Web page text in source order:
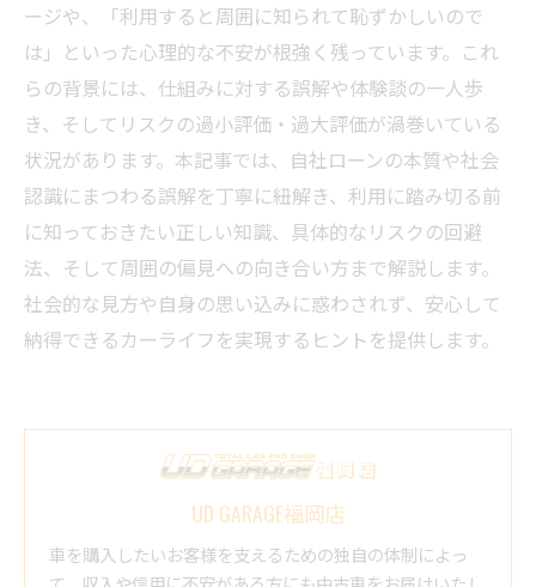
ージや、「利用すると周囲に知られて恥ずかしいので
は」といった心理的な不安が根強く残っています。これ
らの背景には、仕組みに対する誤解や体験談の一人歩
き、そしてリスクの過小評価・過大評価が渦巻いている
状況があります。本記事では、自社ローンの本質や社会
認識にまつわる誤解を丁寧に紐解き、利用に踏み切る前
に知っておきたい正しい知識、具体的なリスクの回避
法、そして周囲の偏見への向き合い方まで解説します。
社会的な見方や自身の思い込みに惑わされず、安心して
納得できるカーライフを実現するヒントを提供します。
UD GARAGE福岡店
車を購入したいお客様を支えるための独自の体制によっ